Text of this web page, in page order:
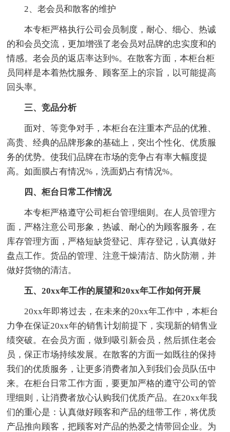
2、老会员和散客的维护
本专柜严格执行公司会员制度，耐心、细心、热诚
的和会员交流，更加增强了老会员对品牌的忠实度和的
情感。老会员的返店率达到%。在散客方面，本柜台柜
员同样是本着热忱服务、顾客至上的宗旨，以可能提高
回头率。
三、竞品分析
面对、等竞争对手，本柜台在注重本产品的优雅、
高贵、经典的品牌形象的基础上，突出个性化、优质服
务的优势。使我们品牌在市场的竞争占有率大幅度提
高。如面膜占有情况%，洗面奶占有情况%。
四、柜台日常工作情况
本专柜严格遵守公司柜台管理细则。在人员管理方
面，严格注意公司形象，热诚、耐心的为顾客服务，在
库存管理方面，严格短缺货登记、库存登记，认真做好
盘点工作。货品的管理、注意干燥清洁、防火防潮，并
做好货物的清洁。
五、20xx年工作的展望和20xx年工作如何开展
20xx年即将过去，在未来的20xx年工作中，本柜台
力争在保证20xx年的销售计划前提下，实现新的销售业
绩突破。在会员方面，做到吸引新会员，然后抓住老会
员，保正市场持续发展。在散客的方面一如既往的保持
我们的优质服务，让更多消费者加入到我们会员队伍中
来。在柜台日常工作方面，要更加严格的遵守公司的管
理细则，让消费者放心认购我们优质产品。在20xx年我
们的重心是：认真做好顾客和产品的纽带工作，将优质
产品推向顾客，把顾客对产品的热爱之情带回企业。为